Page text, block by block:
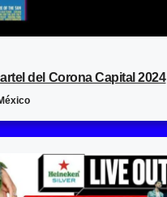
del Corona Capital 2024